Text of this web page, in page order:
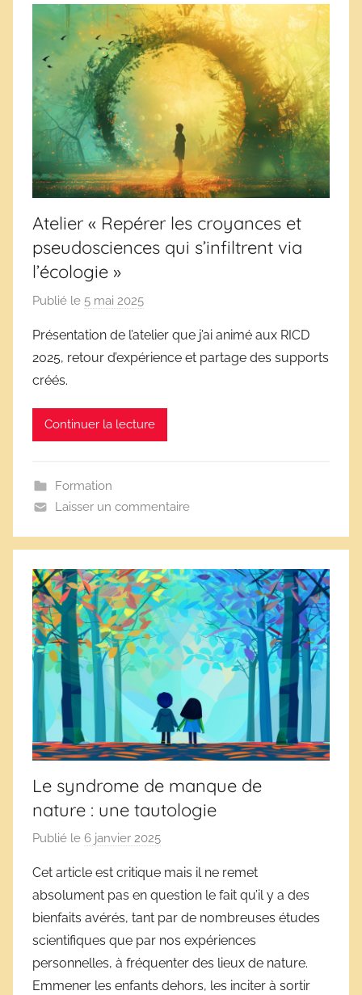
l
a
i
Atelier « Repérer les croyances et
pseudosciences qui s’infiltrent via
l’écologie »
Publié le 5 mai 2025
r
D
r
i
s
o
l
a
i
r
e
s
Présentation de l’atelier que j’ai animé aux RICD
2025, retour d’expérience et partage des supports
créés.
Continuer la lecture
Formation
Laisser un commentaire
Le syndrome de manque de
nature : une tautologie
Publié le 6 janvier 2025
D
é
r
i
v
Cet article est critique mais il ne remet
absolument pas en question le fait qu’il y a des
bienfaits avérés, tant par de nombreuses études
scientifiques que par nos expériences
personnelles, à fréquenter des lieux de nature.
Emmener les enfants dehors, les inciter à sortir